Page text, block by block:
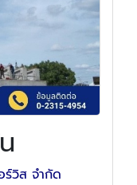
ร์วิส จำกัด